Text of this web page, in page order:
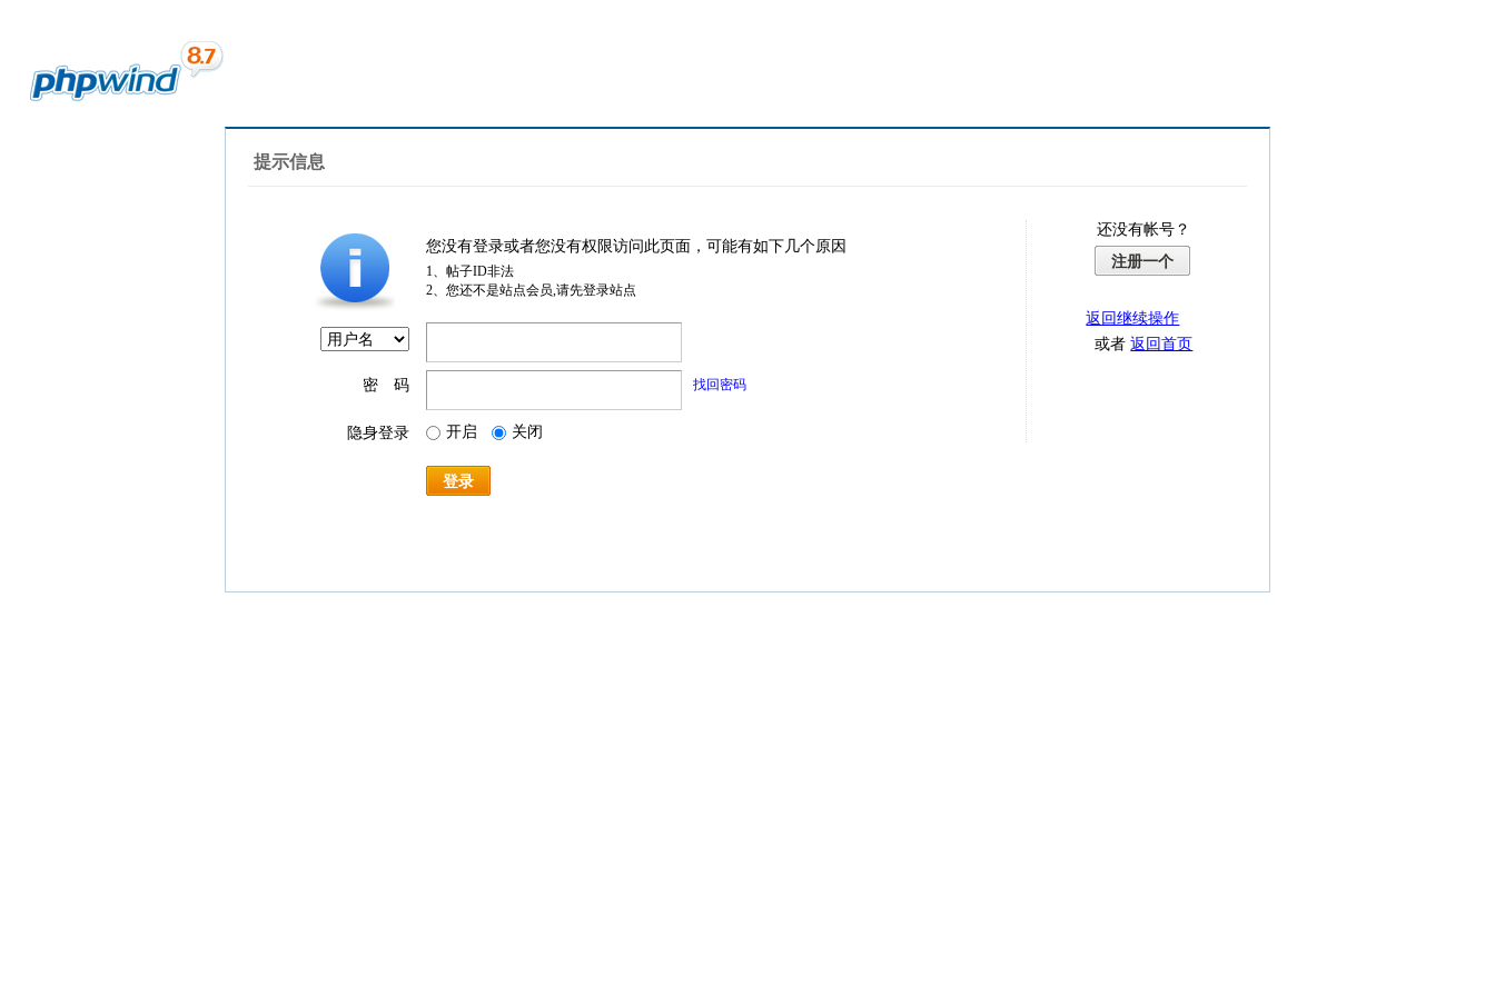
提示信息
您没有登录或者您没有权限访问此页面，可能有如下几个原因
1、帖子ID非法
2、您还不是站点会员,请先登录站点
密 码 找回密码
隐身登录 开启 关闭
登录
还没有帐号？
注册一个
返回继续操作
或者返回首页